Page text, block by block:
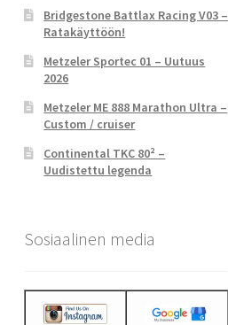
Bridgestone Battlax Racing V03 –
Ratakäyttöön!
Metzeler Sportec 01 – Uutuus
2026
Metzeler ME 888 Marathon Ultra –
Custom / cruiser
Continental TKC 80² –
Uudistettu legenda
Sosiaalinen media